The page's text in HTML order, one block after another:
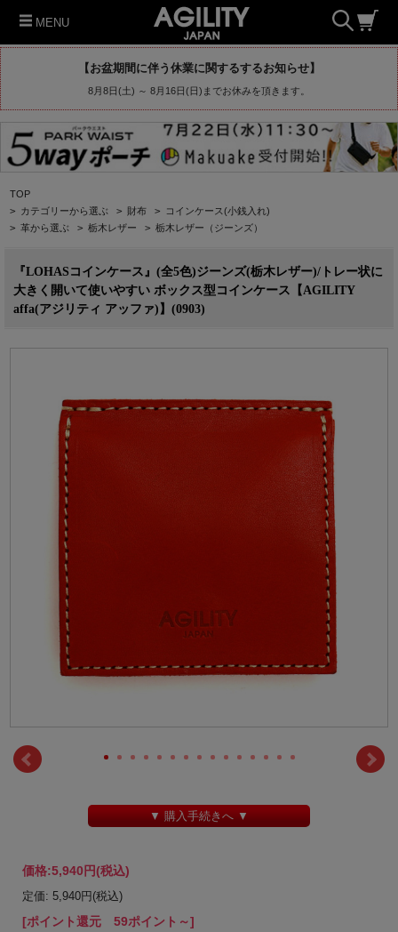
MENU
【お盆期間に伴う休業に関するするお知らせ】
8月8日(土) ～ 8月16日(日)までお休みを頂きます。
TOP
> カテゴリーから選ぶ > 財布 > コインケース(小銭入れ)
> 革から選ぶ > 栃木レザー > 栃木レザー（ジーンズ）
『LOHASコインケース』(全5色)ジーンズ(栃木レザー)/トレー状に
大きく開いて使いやすい ボックス型コインケース【AGILITY
affa(アジリティ アッファ)】(0903)
▼ 購入手続きへ ▼
価格:5,940円(税込)
定価: 5,940円(税込)
[ポイント還元 59ポイント～]